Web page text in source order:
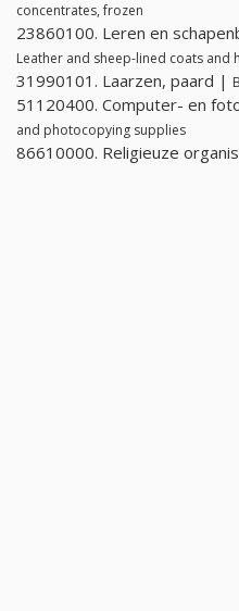
concentrates, frozen
23860100. Leren en
Leather and sheep-lined coats and
31990101. Laarzen, paard |
51120400. Computer- en
and photocopying supplies
86610000. Religieuze